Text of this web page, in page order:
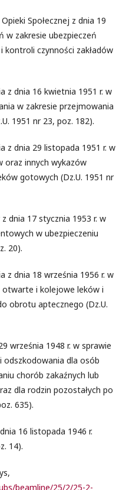
Społecznej z dnia 19
w zakresie ubezpieczeń
kontroli czynności zakładów
z dnia 16 kwietnia 1951 r. w
w zakresie przejmowania
1951 nr 23, poz. 182).
z dnia 29 listopada 1951 r. w
oraz innych wykazów
gotowych (Dz.U. 1951 nr
dnia 17 stycznia 1953 r. w
w ubezpieczeniu
20).
z dnia 18 września 1956 r. w
otwarte i kolejowe leków i
obrotu aptecznego (Dz.U.
września 1948 r. w sprawie
odszkodowania dla osób
chorób zakaźnych lub
dla rodzin pozostałych po
635).
16 listopada 1946 r.
14).
beamline/25/2/25-2-